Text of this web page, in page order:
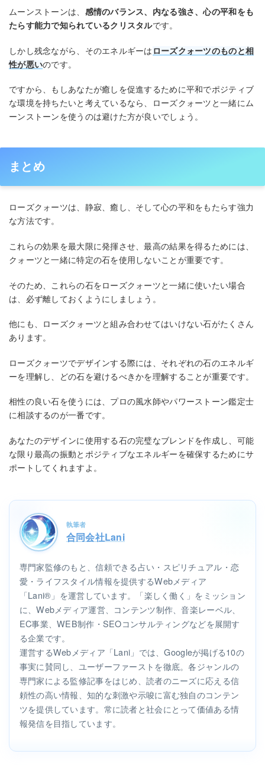
ムーンストーンは、 感情のバランス、内なる強さ、心の平和をも
たらす能力で知られているクリスタルです。
しかし残念ながら、そのエネルギーは ローズクォーツのものと相
性が悪いのです。
ですから、もしあなたが癒しを促進するために平和でポジティブ
な環境を持ちたいと考えているなら、ローズクォーツと一緒にム
ーンストーンを使うのは避けた方が良いでしょう。
まとめ
ローズクォーツは、静寂、癒し、そして心の平和をもたらす強力
な方法です。
これらの効果を最大限に発揮させ、最高の結果を得るためには、
クォーツと一緒に特定の石を使用しないことが重要です。
そのため、これらの石をローズクォーツと一緒に使いたい場合
は、必ず離しておくようにしましょう。
他にも、ローズクォーツと組み合わせてはいけない石がたくさん
あります。
ローズクォーツでデザインする際には、それぞれの石のエネルギ
ーを理解し、どの石を避けるべきかを理解することが重要です。
相性の良い石を使うには、プロの風水師やパワーストーン鑑定士
に相談するのが一番です。
あなたのデザインに使用する石の完璧なブレンドを作成し、可能
な限り最高の振動とポジティブなエネルギーを確保するためにサ
ポートしてくれますよ。
執筆者
合同会社Lani
専門家監修のもと、信頼できる占い・スピリチュアル・恋
愛・ライフスタイル情報を提供するWebメディア
「Lani®」を運営しています。「楽しく働く」をミッション
に、Webメディア運営、コンテンツ制作、音楽レーベル、
EC事業、WEB制作・SEOコンサルティングなどを展開す
る企業です。
運営するWebメディア「Lani」では、Googleが掲げる10の
事実に賛同し、ユーザーファーストを徹底。各ジャンルの
専門家による監修記事をはじめ、読者のニーズに応える信
頼性の高い情報、知的な刺激や示唆に富む独自のコンテン
ツを提供しています。常に読者と社会にとって価値ある情
報発信を目指しています。